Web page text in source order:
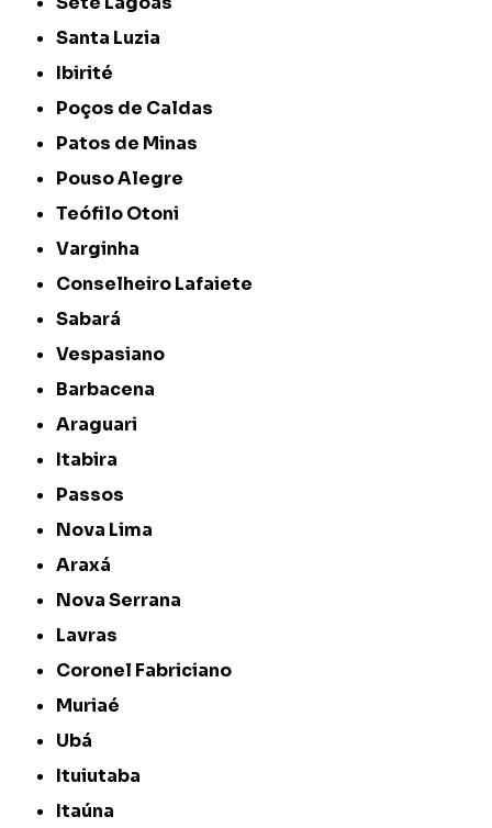
Santa Luzia
Ibirité
Poços de Caldas
Patos de Minas
Pouso Alegre
Teófilo Otoni
Varginha
Conselheiro Lafaiete
Sabará
Vespasiano
Barbacena
Araguari
Itabira
Passos
Nova Lima
Araxá
Nova Serrana
Lavras
Coronel Fabriciano
Muriaé
Ubá
Ituiutaba
Itaúna